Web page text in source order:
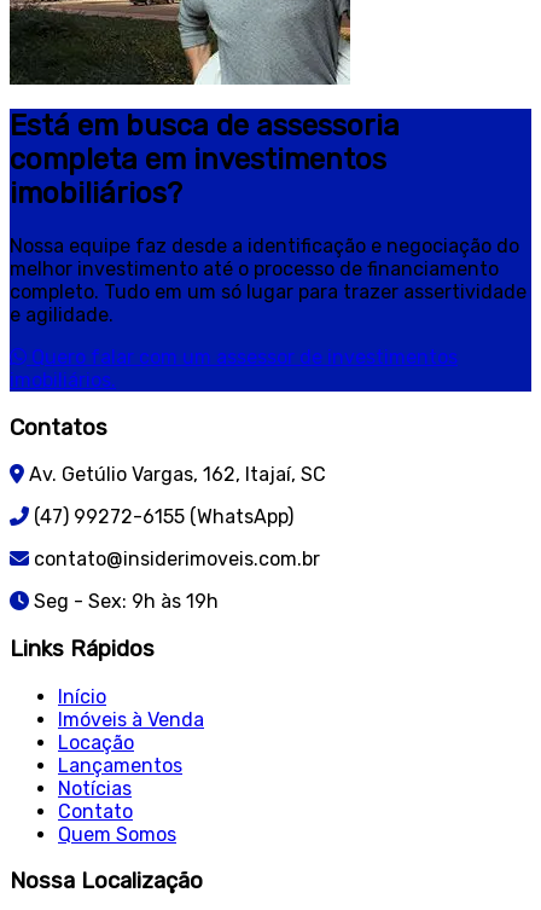
Está em busca de assessoria
completa em investimentos
imobiliários?
Nossa equipe faz desde a identificação e negociação do
melhor investimento até o processo de financiamento
completo. Tudo em um só lugar para trazer assertividade
e agilidade.
Quero falar com um assessor de investimentos
imobiliários.
Contatos
Av. Getúlio Vargas, 162, Itajaí, SC
(47) 99272-6155 (WhatsApp)
contato@insiderimoveis.com.br
Seg - Sex: 9h às 19h
Links Rápidos
Início
Imóveis à Venda
Locação
Lançamentos
Notícias
Contato
Quem Somos
Nossa Localização